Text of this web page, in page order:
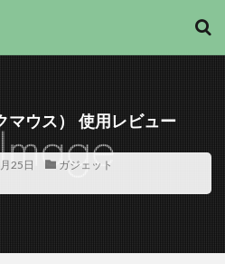
マウス） 使用レビュー
25日
ガジェット